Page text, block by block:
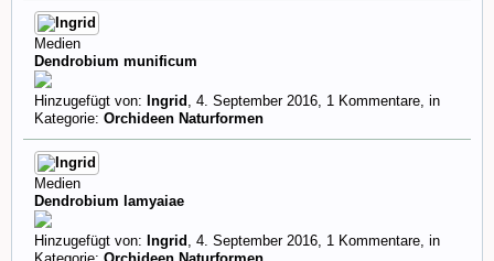
Medien
Dendrobium munificum
Hinzugefügt von: Ingrid , 4. September 2016, 1 Kommentare, in
Kategorie: Orchideen Naturformen
Medien
Dendrobium lamyaiae
Hinzugefügt von: Ingrid , 4. September 2016, 1 Kommentare, in